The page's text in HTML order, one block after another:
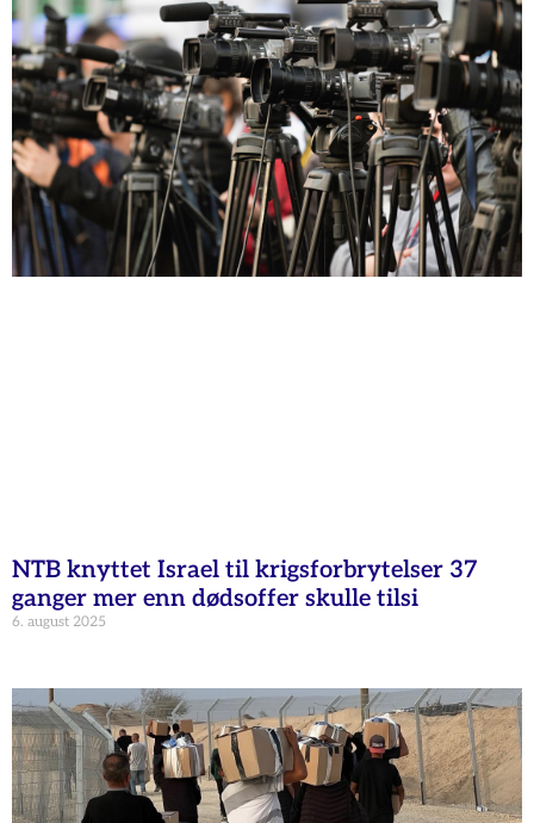
NTB knyttet Israel til krigsforbrytelser 37
ganger mer enn dødsoffer skulle tilsi
6. august 2025